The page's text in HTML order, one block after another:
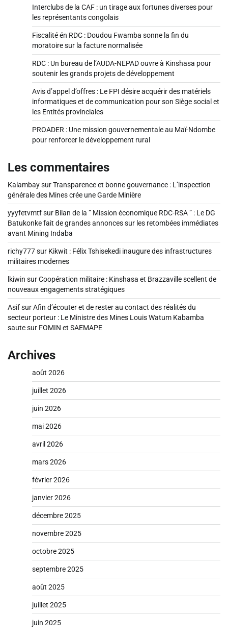
Interclubs de la CAF : un tirage aux fortunes diverses pour
les représentants congolais
Fiscalité én RDC : Doudou Fwamba sonne la fin du
moratoire sur la facture normalisée
RDC : Un bureau de l’AUDA-NEPAD ouvre à Kinshasa pour
soutenir les grands projets de développement
Avis d’appel d’offres : Le FPI désire acquérir des matériels
informatiques et de communication pour son Siège social et
les Entités provinciales
PROADER : Une mission gouvernementale au Maï-Ndombe
pour renforcer le développement rural
Les commentaires
KalambaysurTransparence et bonne gouvernance : L’inspection
générale des Mines crée une Garde Minière
yyyfetvmtfsur Bilan de la ” Mission économique RDC-RSA ” : Le DG
Batukonke fait de grandes annonces sur les retombées immédiates
avant Mining Indaba
richy777sur Kikwit : Félix Tshisekedi inaugure des infrastructures
militaires modernes
lkiwin surCoopération militaire : Kinshasa et Brazzaville scellent de
nouveaux engagements stratégiques
AsifsurAfin d’écouter et de rester au contact des réalités du
secteur porteur : Le Ministre des Mines Louis Watum Kabamba
saute sur FOMIN et SAEMAPE
Archives
août 2026
juillet 2026
juin 2026
mai 2026
avril 2026
mars 2026
février 2026
janvier 2026
décembre 2025
novembre 2025
octobre 2025
septembre 2025
août 2025
juillet 2025
juin 2025